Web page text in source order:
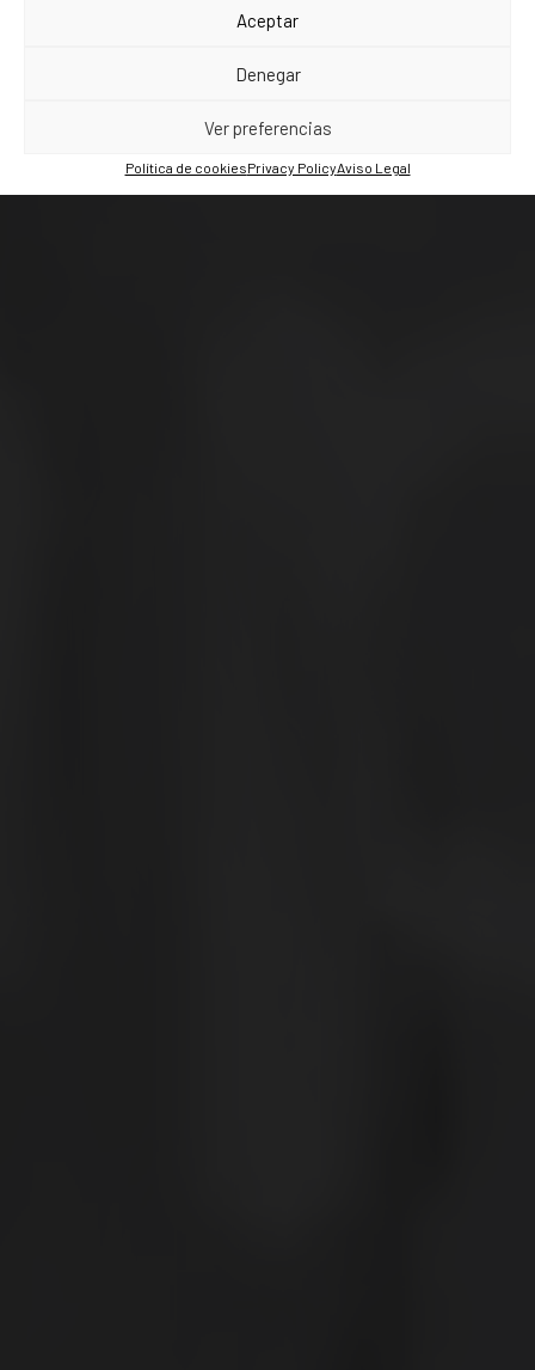
Aceptar
Denegar
Ver preferencias
Política de cookiesPrivacy PolicyAviso Legal
VODAFONE
EVOLUTIO